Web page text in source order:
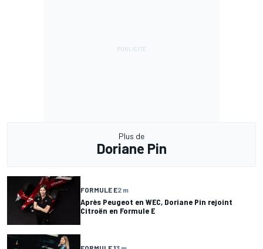
Plus de
Doriane Pin
FORMULE E2 m
Après Peugeot en WEC, Doriane Pin rejoint
Citroën en Formule E